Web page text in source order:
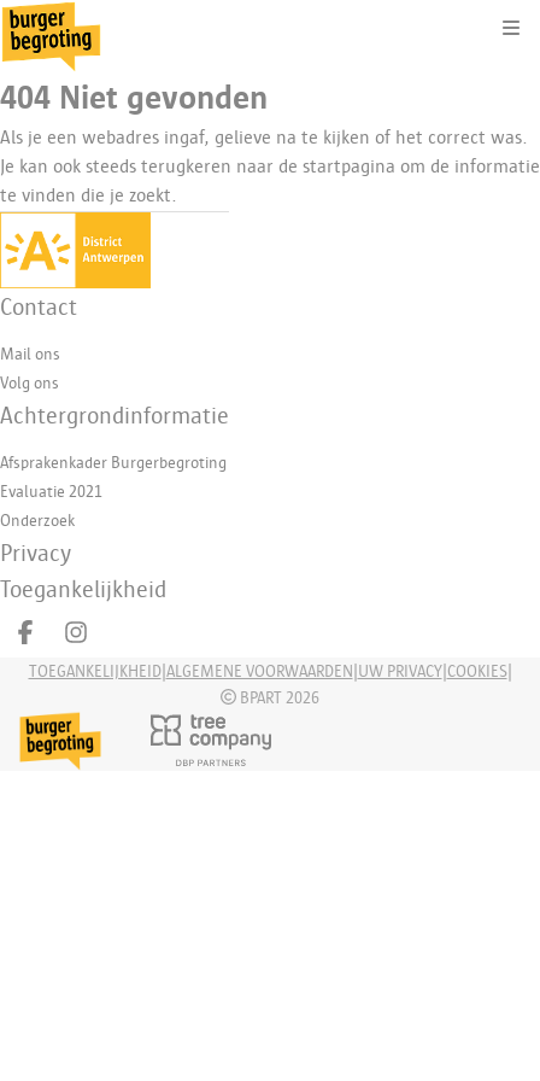
404 Niet gevonden
Als je een webadres ingaf, gelieve na te kijken of het correct was.
Je kan ook steeds terugkeren naar de startpagina om de informatie
te vinden die je zoekt.
Contact
Mail ons
Volg ons
Achtergrondinformatie
Afsprakenkader Burgerbegroting
Evaluatie 2021
Onderzoek
Privacy
Toegankelijkheid
Deel op facebook
Deel op Instagram
TOEGANKELIJKHEID| ALGEMENE VOORWAARDEN UW PRIVACY| COOKIES|
BPART 2026